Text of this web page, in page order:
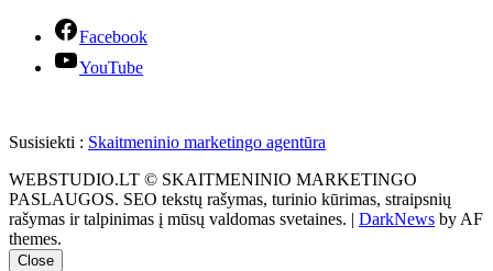
Facebook
YouTube
Susisiekti : Skaitmeninio marketingo agentūra
WEBSTUDIO.LT © SKAITMENINIO MARKETINGO
PASLAUGOS. SEO tekstų rašymas, turinio kūrimas, straipsnių
rašymas ir talpinimas į mūsų valdomas svetaines.
DarkNews by AF
themes.
Close